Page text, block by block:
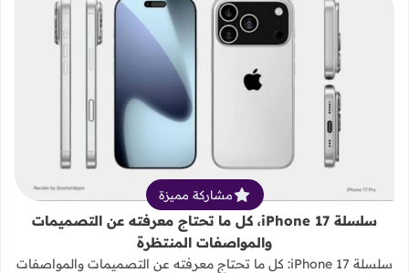
قراءة المزيد عن سلسلة iPhone 17، كل ما تحتاج معرفته عن التصميمات والمواصفات المنتظرة
مشاركة مميزة
سلسلة iPhone 17، كل ما تحتاج معرفته عن التصميمات
والمواصفات المنتظرة
سلسلة iPhone 17: كل ما تحتاج معرفته عن التصميمات والمواصفات